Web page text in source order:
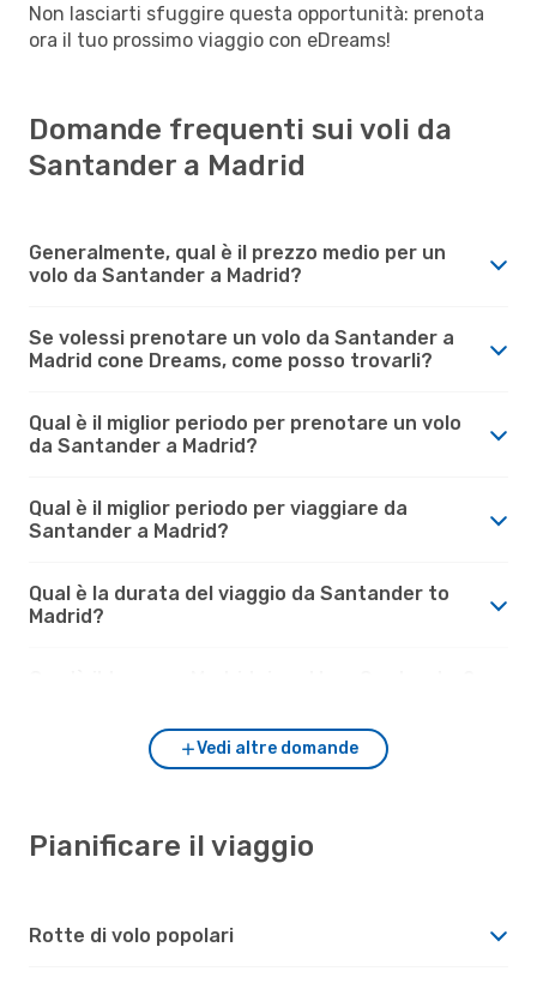
Non lasciarti sfuggire questa opportunità: prenota
ora il tuo prossimo viaggio con eDreams!
Domande frequenti sui voli da
Santander a Madrid
Generalmente, qual è il prezzo medio per un
volo da Santander a Madrid?
Se volessi prenotare un volo da Santander a
Madrid cone Dreams, come posso trovarli?
Qual è il miglior periodo per prenotare un volo
da Santander a Madrid?
Qual è il miglior periodo per viaggiare da
Santander a Madrid?
Qual è la durata del viaggio da Santander to
Madrid?
Vedi altre domande
Pianificare il viaggio
Rotte di volo popolari